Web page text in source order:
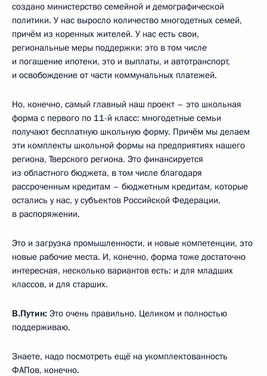
создано министерство семейной и демографической
политики. У нас выросло количество многодетных семей,
причём из коренных жителей. У нас есть свои,
региональные меры поддержки: это в том числе
и погашение ипотеки, это и выплаты, и автотранспорт,
и освобождение от части коммунальных платежей.
Но, конечно, самый главный наш проект – это школьная
форма с первого по 11-й класс: многодетные семьи
получают бесплатную школьную форму. Причём мы делаем
эти комплекты школьной формы на предприятиях нашего
региона, Тверского региона. Это финансируется
из областного бюджета, в том числе благодаря
рассроченным кредитам – бюджетным кредитам, которые
остались у нас, у субъектов Российской Федерации,
в распоряжении.
Это и загрузка промышленности, и новые компетенции, это
новые рабочие места. И, конечно, форма тоже достаточно
интересная, несколько вариантов есть: и для младших
классов, и для старших.
В.Путин: Это очень правильно. Целиком и полностью
поддерживаю.
Знаете, надо посмотреть ещё на укомплектованность
ФАПов, конечно.